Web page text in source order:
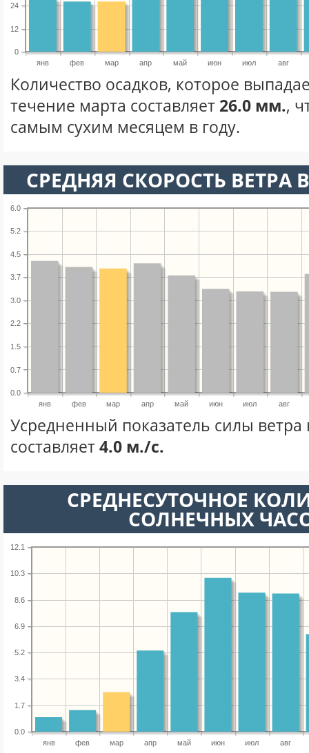
янв фев мар апр май июн июл авг
0
12
24
Количество осадков, которое
течение марта составляет 26.0 мм.,
самым сухим месяцем в году.
СРЕДНЯЯ СКОРОСТЬ ВЕТРА
янв фев мар апр май июн июл авг
0.0
0.7
1.5
2.2
3.0
3.7
4.5
5.2
6.0
Усредненный показатель силы ветра
составляет4.0 м./с.
СРЕДНЕСУТОЧНОЕ
СОЛНЕЧНЫХ
янв фев мар апр май июн июл авг
0.0
1.7
3.4
5.2
6.9
8.6
10.3
12.1